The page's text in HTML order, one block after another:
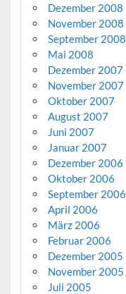
Dezember 2008
November 2008
September 2008
Mai 2008
Dezember 2007
November 2007
Oktober 2007
August 2007
Juni 2007
Januar 2007
Dezember 2006
Oktober 2006
September 2006
April 2006
März 2006
Februar 2006
Dezember 2005
November 2005
Juli 2005